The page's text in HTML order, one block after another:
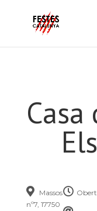
Massos
nº7, 17750